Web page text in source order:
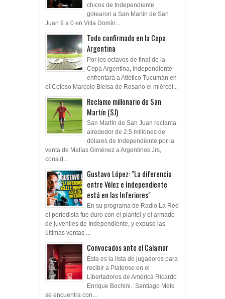
chicos de Independiente
golearon a San Martín de San
Juan 9 a 0 en Villa Domín...
Todo confirmado en la Copa
Argentina
Por los octavos de final de la
Copa Argentina, Independiente
enfrentará a Atlético Tucumán en
el Coloso Marcelo Bielsa de Rosario el miércol...
Reclamo millonario de San
Martín (SJ)
San Martín de San Juan reclama
alrededor de 2.5 millones de
dólares de Independiente por la
venta de Matías Giménez a Argentinos Jrs,
consid...
Gustavo López: "La diferencia
entre Vélez e Independiente
está en las Inferiores"
En su programa de Radio La Red
el periodista fue duro con el plantel y el armado
de juveniles de Independiente, y expuso las
últimas ventas ...
Convocados ante el Calamar
Esta es la lista de jugadores para
recibir a Platense en el
Libertadores de América Ricardo
Enrique Bochini. Santiago Mele
se encuentra con...